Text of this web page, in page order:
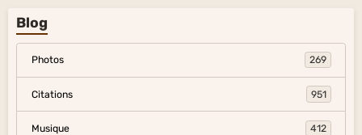
Blog
Photos 269
Citations 951
Musique 412